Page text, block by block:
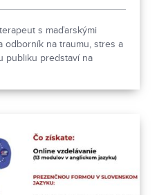
s maďarskými
odborník na traumu, stres a
publiku predstaví na